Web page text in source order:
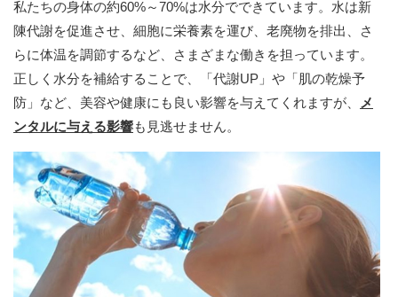
私たちの身体の約60%～70%は水分でできています。水は新
陳代謝を促進させ、細胞に栄養素を運び、老廃物を排出、さ
らに体温を調節するなど、さまざまな働きを担っています。
正しく水分を補給することで、「代謝UP」や「肌の乾燥予
防」など、美容や健康にも良い影響を与えてくれますが、
メ
ンタルに与える影響も見逃せません。